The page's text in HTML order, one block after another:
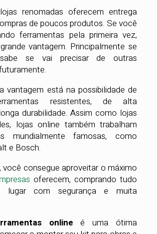
renomadas oferecem entrega
de poucos produtos. Se você
ferramentas pela primeira vez,
vantagem. Principalmente se
se vai precisar de outras
vantagem está na possibilidade de
resistentes, de alta
durabilidade. Assim como lojas
lojas online também trabalham
mundialmente famosas, como
e Bosch.
você consegue aproveitar o máximo
oferecem, comprando tudo
com segurança e muita
online é uma ótima